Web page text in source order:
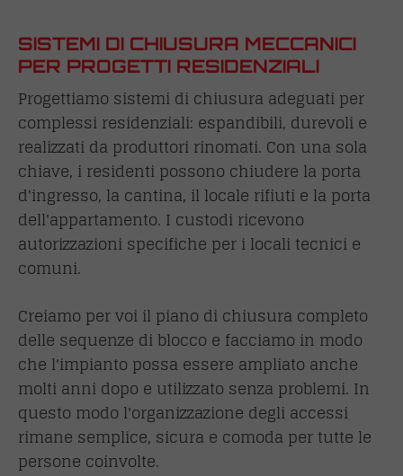
SISTEMI DI CHIUSURA MECCANICI
PER PROGETTI RESIDENZIALI
Progettiamo sistemi di chiusura adeguati per
complessi residenziali: espandibili, durevoli e
realizzati da produttori rinomati. Con una sola
chiave, i residenti possono chiudere la porta
d'ingresso, la cantina, il locale rifiuti e la porta
dell'appartamento. I custodi ricevono
autorizzazioni specifiche per i locali tecnici e
comuni.
Creiamo per voi il piano di chiusura completo
delle sequenze di blocco e facciamo in modo
che l'impianto possa essere ampliato anche
molti anni dopo e utilizzato senza problemi. In
questo modo l'organizzazione degli accessi
rimane semplice, sicura e comoda per tutte le
persone coinvolte.